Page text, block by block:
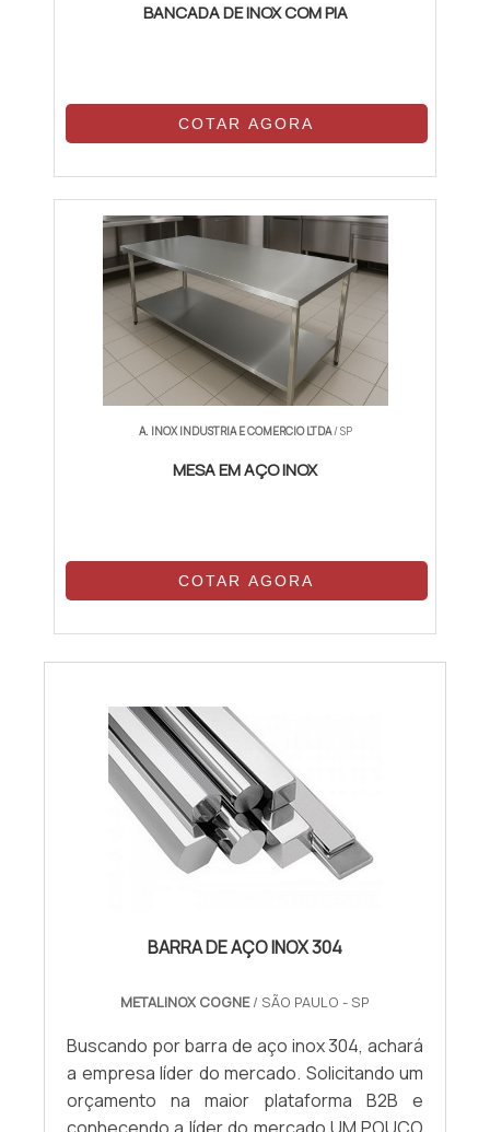
BANCADA DE INOX COM PIA
COTAR AGORA
A. INOX INDUSTRIA E COMERCIO LTDA/ SP
MESA EM AÇO INOX
COTAR AGORA
BARRA DE AÇO INOX 304
METALINOX COGNE/ SÃO PAULO - SP
Buscando por barra de aço inox 304, achará
a empresa líder do mercado. Solicitando um
orçamento na maior plataforma B2B e